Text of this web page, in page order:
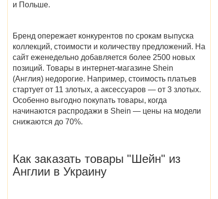
и Польше.
Бренд опережает конкурентов по срокам выпуска
коллекций, стоимости и количеству предложений. На
сайт еженедельно добавляется более 2500 новых
позиций. Товары в интернет-магазине Shein
(Англия) недорогие. Например, стоимость платьев
стартует от 11 злотых, а аксессуаров — от 3 злотых.
Особенно выгодно покупать товары, когда
начинаются распродажи в Shein — цены на модели
снижаются до 70%.
Как заказать товары "Шейн" из
Англии в Украину